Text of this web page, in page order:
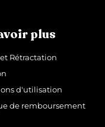
plus
Rétractation
d'utilisation
de remboursement